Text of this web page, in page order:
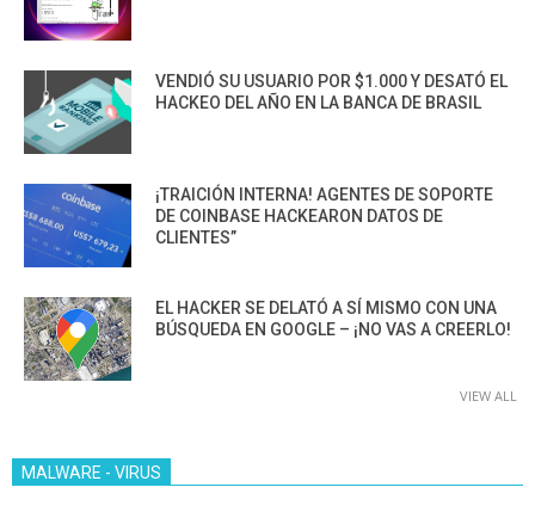
VENDIÓ SU USUARIO POR $1.000 Y DESATÓ EL
HACKEO DEL AÑO EN LA BANCA DE BRASIL
¡TRAICIÓN INTERNA! AGENTES DE SOPORTE
DE COINBASE HACKEARON DATOS DE
CLIENTES”
EL HACKER SE DELATÓ A SÍ MISMO CON UNA
BÚSQUEDA EN GOOGLE – ¡NO VAS A CREERLO!
VIEW ALL
MALWARE - VIRUS